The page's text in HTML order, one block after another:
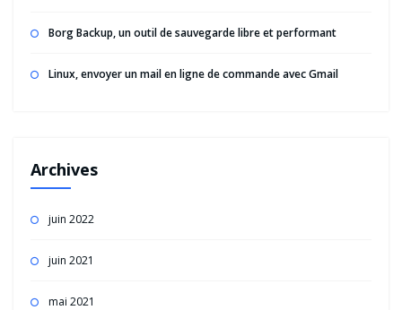
Borg Backup, un outil de sauvegarde libre et performant
Linux, envoyer un mail en ligne de commande avec Gmail
Archives
juin 2022
juin 2021
mai 2021